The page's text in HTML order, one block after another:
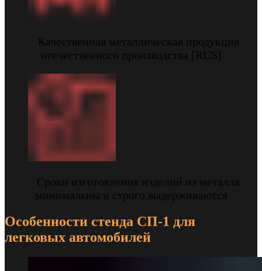
Качественная металлическая продукция
отечественного производства [RUS]
Сроки изготовления изделий из металла
минимальны и строго выдерживаются
Особенности стенда СП-1 для
легковых автомобилей